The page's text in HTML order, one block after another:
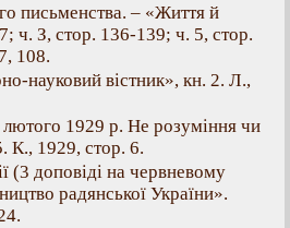
письменства. – «Життя й
ч. З, стор. 136-139; ч. 5, стор.
108.
науковий вістник», кн. 2. Л.,
1929 р. Не розуміння чи
К., 1929, стор. 6.
(3 доповіді на червневому
радянської України».